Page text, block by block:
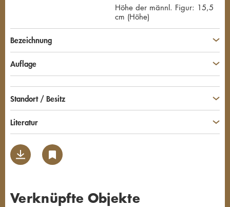
Höhe der männl. Figur: 15,5
cm (Höhe)
Bezeichnung
Auflage
Standort / Besitz
Literatur
Verknüpfte Objekte